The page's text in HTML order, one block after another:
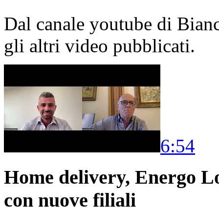
Dal canale youtube di
gli altri video pubblicati.
6:54
Home delivery, Energo
con nuove filiali